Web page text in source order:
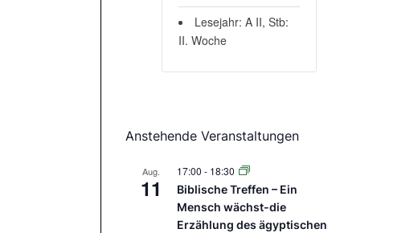
Lesejahr: A II, Stb:
II. Woche
Anstehende Veranstaltungen
Aug.
11
17:00 - 18:30
Biblische Treffen – Ein
Mensch wächst-die
Erzählung des ägyptischen